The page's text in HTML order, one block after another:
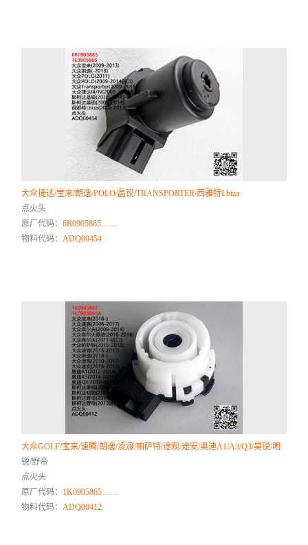
大众捷达/宝来/朗逸/POLO/晶锐/TRANSPORTER/西雅特Lbiza
点火头
原厂代码：6R0905865……
物料代码：ADQ00454
大众GOLF/宝来/速腾/朗逸/凌渡/帕萨特/途观/途安/奥迪A1/A3/Q3/昊锐/明
锐/野帝
点火头
原厂代码： 1K0905865……
物料代码：ADQ00412